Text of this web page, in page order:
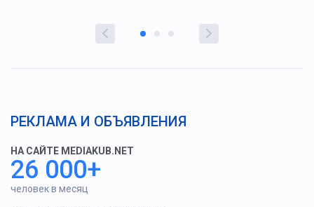
РЕКЛАМА И ОБЪЯВЛЕНИЯ
НА САЙТЕ MEDIAKUB.NET
26 000+
человек в месяц